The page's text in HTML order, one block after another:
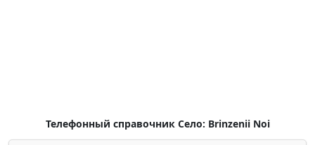
Телефонный справочник Село: Brinzenii Noi